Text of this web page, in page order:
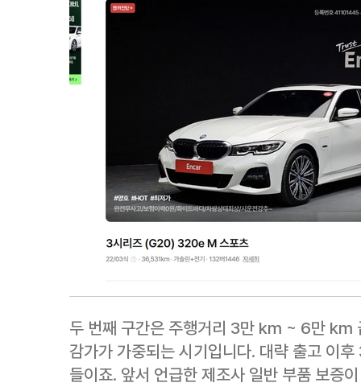
두 번째 구간은 주행거리 3만 km ~ 6만 km
감가가 가중되는 시기입니다. 대략 출고 이
들이죠. 앞서 언급한 제조사 일반 부품 보증